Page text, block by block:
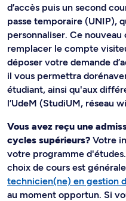
d’accès puis un second
passe temporaire (UNIP),
personnaliser. Ce nouveau
remplacer le compte
déposer votre demande
il vous permettra
étudiant, ainsi qu'aux
l’UdeM (StudiUM, réseau
Vous avez reçu une
cycles supérieurs? Votre
votre programme
choix de cours est
technicien(ne) en gestion
au moment opportun. Si